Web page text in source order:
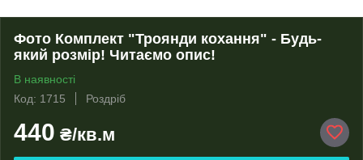
Фото Комплект "Троянди кохання" - Будь-
який розмір! Читаємо опис!
В наявності
Код: 1715
Роздріб
440 ₴/кв.м